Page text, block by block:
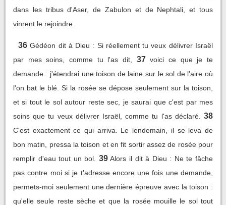
dans les tribus d'Aser, de Zabulon et de Nephtali, et tous
vinrent le rejoindre.
36 Gédéon dit à Dieu : Si réellement tu veux délivrer Israël
par mes soins, comme tu l'as dit,
37 voici ce que je te
demande : j'étendrai une toison de laine sur le sol de l'aire où
l'on bat le blé. Si la rosée se dépose seulement sur la toison,
et si tout le sol autour reste sec, je saurai que c'est par mes
soins que tu veux délivrer Israël, comme tu l'as déclaré.
38
C'est exactement ce qui arriva. Le lendemain, il se leva de
bon matin, pressa la toison et en fit sortir assez de rosée pour
remplir d'eau tout un bol.
39 Alors il dit à Dieu : Ne te fâche
pas contre moi si je t'adresse encore une fois une demande,
permets-moi seulement une dernière épreuve avec la toison :
qu'elle seule reste sèche et que la rosée mouille le sol tout